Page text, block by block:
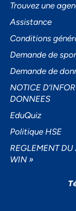
Trouvez une
Assistance
Conditions
Demande de
Demande de
NOTICE
DONNEES
EduQuiz
Politique HSE
REGLEMENT
WIN »